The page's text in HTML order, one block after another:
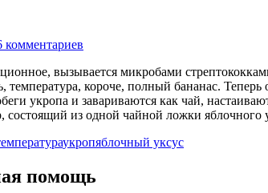
комментариев
вызывается микробами
температура, короче, полный бананас. Теперь
укропа и завариваются как чай,
состоящий из одной чайной ложки
укропяблочный уксус
помощь